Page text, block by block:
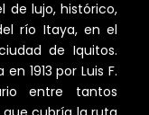
de lujo, histórico,
río Itaya, en el
de Iquitos.
1913 por Luis F.
entre tantos